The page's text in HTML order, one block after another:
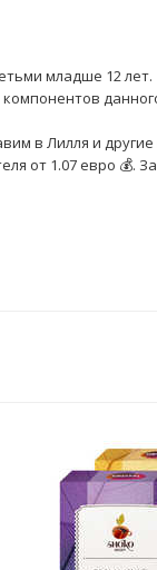
младше 12 лет.
в Лилля и
от 1.07 евро 💰.